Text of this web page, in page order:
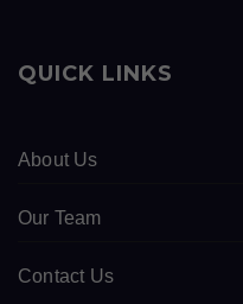
QUICK LINKS
About Us
Our Team
Contact Us